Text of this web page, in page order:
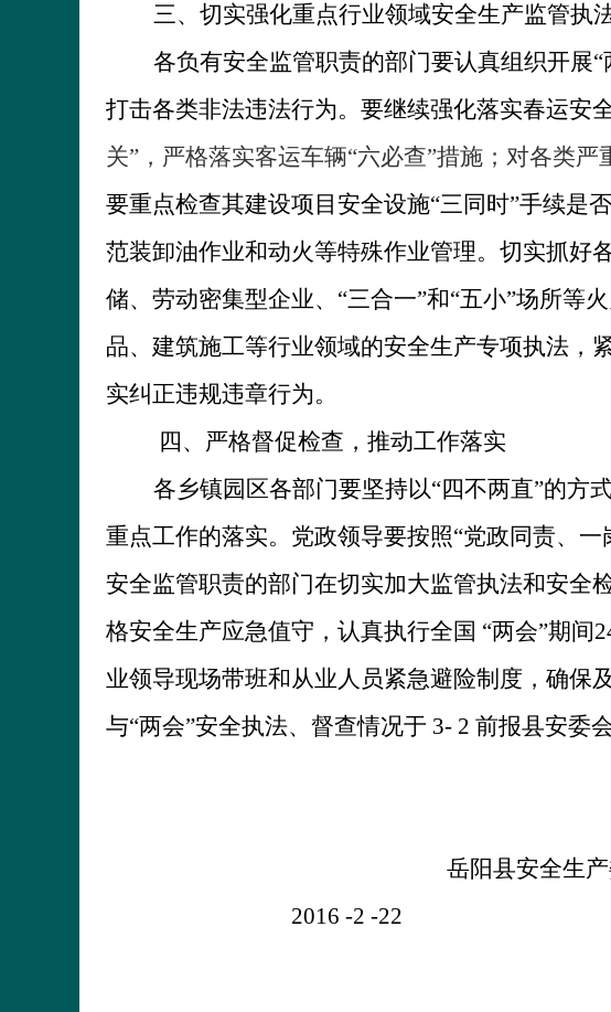
三、切实强化重点行业领域安全生产监管执
各负有安全监管职责的部门要认真组织开展
打击各类非法违法行为。要继续强化落实春运安
关”，严格落实客运车辆“六必查”措施；对各类
要重点检查其建设项目安全设施“三同时”手续是
范装卸油作业和动火等特殊作业管理。切实抓好
储、劳动密集型企业、“三合一”和“五小”场所等
品、建筑施工等行业领域的安全生产专项执法，
实纠正违规违章行为。
四、严格督促检查，推动工作落实
各乡镇园区各部门要坚持以“四不两直”的方
重点工作的落实。党政领导要按照“党政同责、
安全监管职责的部门在切实加大监管执法和安全
格安全生产应急值守，认真执行全国 “两会”期间
业领导现场带班和从业人员紧急避险制度，确保
与“两会”安全执法、督查情况于 3- 2 前报县安委
岳阳县安全生
2016 -2 -22